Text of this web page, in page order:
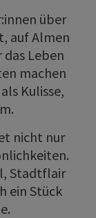
über
auf Almen
Leben
machen
Kulisse,
nicht nur
Stadtflair
ein Stück